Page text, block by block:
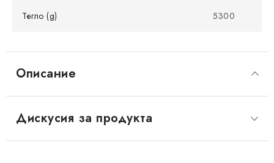
Описание
Тегло (g) 5300
Дискусия за продукта